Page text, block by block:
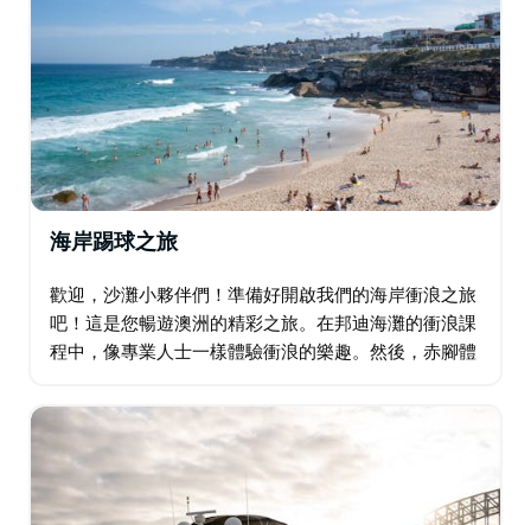
海岸踢球之旅
歡迎，沙灘小夥伴們！準備好開啟我們的海岸衝浪之旅
吧！這是您暢遊澳洲的精彩之旅。在邦迪海灘的衝浪課
程中，像專業人士一樣體驗衝浪的樂趣。然後，赤腳體
樂趣。在海邊漫步之前，先在咖啡館享用一頓美味的早
午餐…